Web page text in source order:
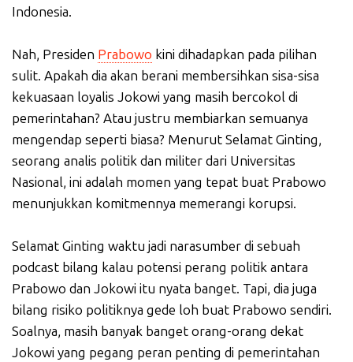
Indonesia.
Nah, Presiden Prabowo kini dihadapkan pada pilihan
sulit. Apakah dia akan berani membersihkan sisa-sisa
kekuasaan loyalis Jokowi yang masih bercokol di
pemerintahan? Atau justru membiarkan semuanya
mengendap seperti biasa? Menurut Selamat Ginting,
seorang analis politik dan militer dari Universitas
Nasional, ini adalah momen yang tepat buat Prabowo
menunjukkan komitmennya memerangi korupsi.
Selamat Ginting waktu jadi narasumber di sebuah
podcast bilang kalau potensi perang politik antara
Prabowo dan Jokowi itu nyata banget. Tapi, dia juga
bilang risiko politiknya gede loh buat Prabowo sendiri.
Soalnya, masih banyak banget orang-orang dekat
Jokowi yang pegang peran penting di pemerintahan